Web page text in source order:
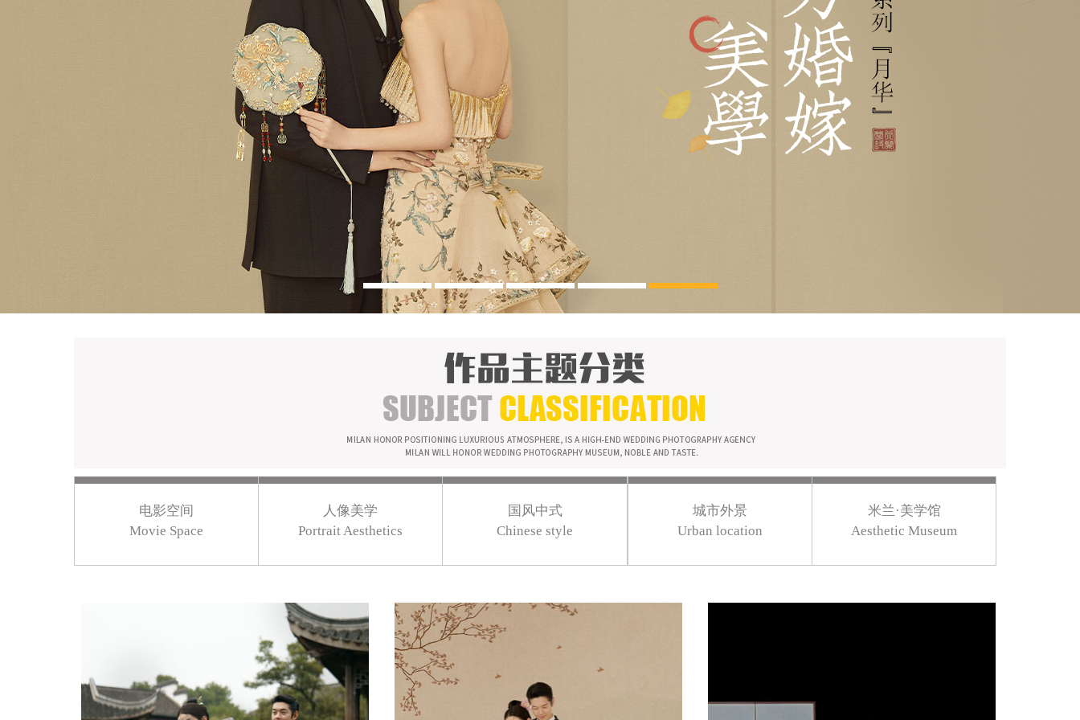
电影空间
Movie Space
人像美学
Portrait Aesthetics
国风中式
Chinese style
城市外景
Urban location
米兰·美学馆
Aesthetic Museum